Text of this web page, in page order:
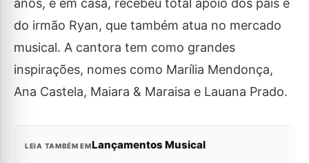
anos, e em casa, recebeu total apoio dos pais e
do irmão Ryan, que também atua no mercado
musical. A cantora tem como grandes
inspirações, nomes como Marília Mendonça,
Ana Castela, Maiara & Maraisa e Lauana Prado.
LEIA TAMBÉM EMLançamentos Musical